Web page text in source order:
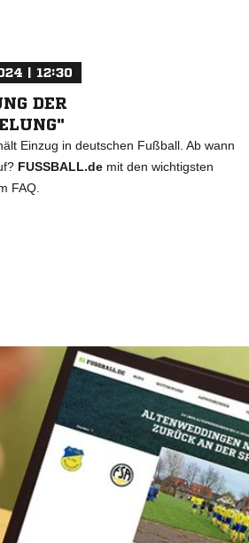
| 12:30
DER
Einzug in deutschen Fußball. Ab wann
FUSSBALL.de mit den wichtigsten
FAQ.